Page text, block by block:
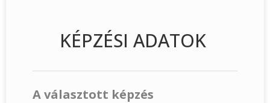
KÉPZÉSI ADATOK
A választott képzés